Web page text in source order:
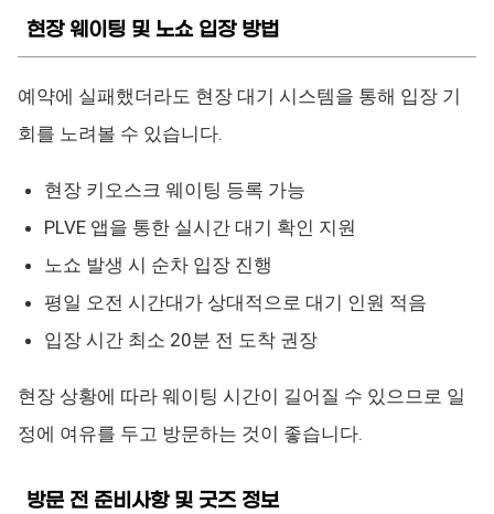
현장 웨이팅 및 노쇼 입장 방법
예약에 실패했더라도 현장 대기 시스템을 통해 입장 기
회를 노려볼 수 있습니다.
현장 키오스크 웨이팅 등록 가능
PLVE 앱을 통한 실시간 대기 확인 지원
노쇼 발생 시 순차 입장 진행
평일 오전 시간대가 상대적으로 대기 인원 적음
입장 시간 최소 20분 전 도착 권장
현장 상황에 따라 웨이팅 시간이 길어질 수 있으므로 일
정에 여유를 두고 방문하는 것이 좋습니다.
방문 전 준비사항 및 굿즈 정보